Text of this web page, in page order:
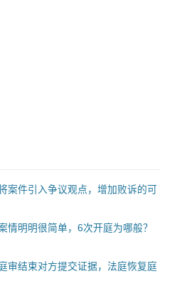
案件引入争议观点，增加败诉的可
情明明很简单，6次开庭为哪般？
审结束对方提交证据，法庭恢复庭